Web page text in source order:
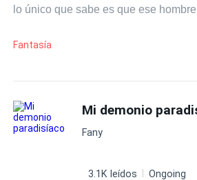
lo único que sabe es que ese
imposibles que puede hacer solo
través del arte de magia...dice ser un
alquimista es peligroso y esté en
bastante malo... parece que Dios la
¿Quieres acompañarla a descubrir
Fantasía
Mi demonio
Fany
3.1K leídos Ongoing